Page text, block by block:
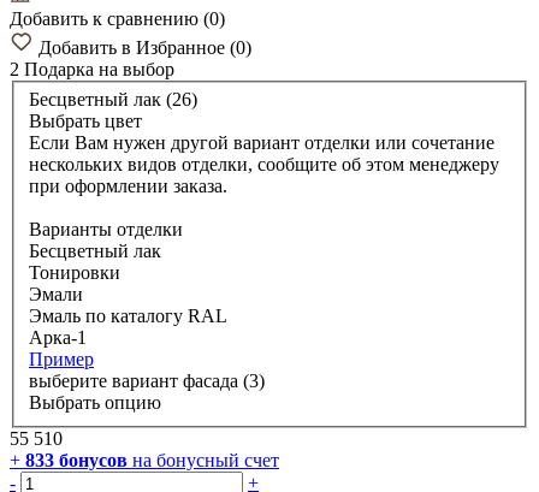
Добавить к сравнению (0)
Добавить в Избранное (0)
2 Подарка на выбор
Бесцветный лак (26)
Выбрать цвет
Если Вам нужен другой вариант отделки или сочетание
нескольких видов отделки, сообщите об этом менеджеру
при оформлении заказа.
Варианты отделки
Бесцветный лак
Тонировки
Эмали
Эмаль по каталогу RAL
Арка-1
Пример
выберите вариант фасада (3)
Выбрать опцию
55 510
+ 833 бонусов на бонусный счет
-
+